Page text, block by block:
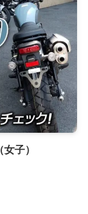
子）